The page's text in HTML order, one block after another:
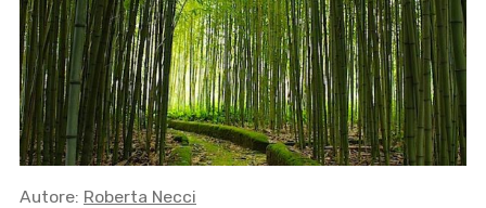
Autore: Roberta Necci